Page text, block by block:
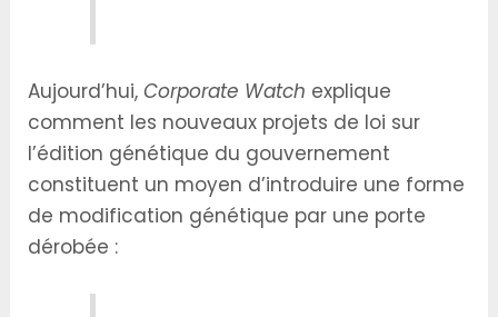
Aujourd’hui,Corporate Watch explique
comment les nouveaux projets de loi sur
l’édition génétique du gouvernement
constituent un moyen d’introduire une forme
de modification génétique par une porte
dérobée :